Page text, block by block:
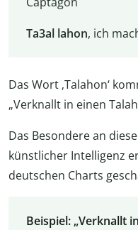
Ta3al lahon, ich
Das Wort ‚Talahon‘
„Verknallt in einen
Das Besondere an
künstlicher Intelligenz
deutschen Charts
Beispiel: „Verknallt